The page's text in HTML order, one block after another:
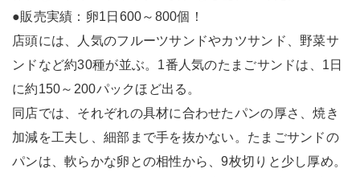
●販売実績：卵1日600～800個！
店頭には、人気のフルーツサンドやカツサンド、野菜サ
ンドなど約30種が並ぶ。1番人気のたまごサンドは、1日
に約150～200パックほど出る。
同店では、それぞれの具材に合わせたパンの厚さ、焼き
加減を工夫し、細部まで手を抜かない。たまごサンドの
パンは、軟らかな卵との相性から、9枚切りと少し厚め。